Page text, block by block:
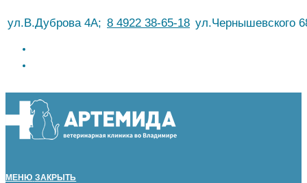
кул.В.Дуброва 4А; 8 4922 38-65-18 ул.Чернышевского
МЕНЮ ЗАКРЫТЬ